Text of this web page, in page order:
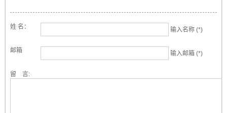
姓 名： 输入名称 (*)
邮箱 输入邮箱 (*)
留 言: